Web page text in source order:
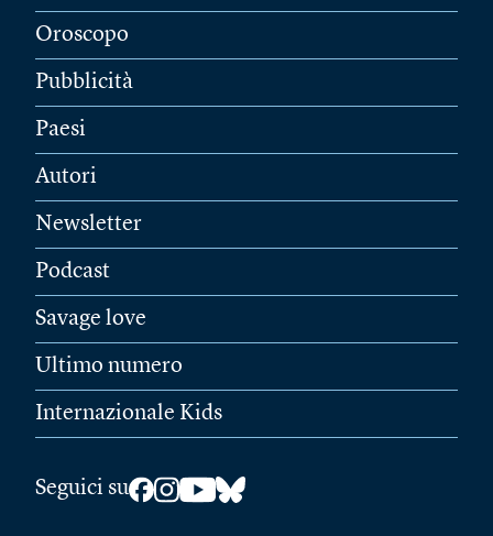
Oroscopo
Pubblicità
Paesi
Autori
Newsletter
Podcast
Savage love
Ultimo numero
Internazionale Kids
Seguici su